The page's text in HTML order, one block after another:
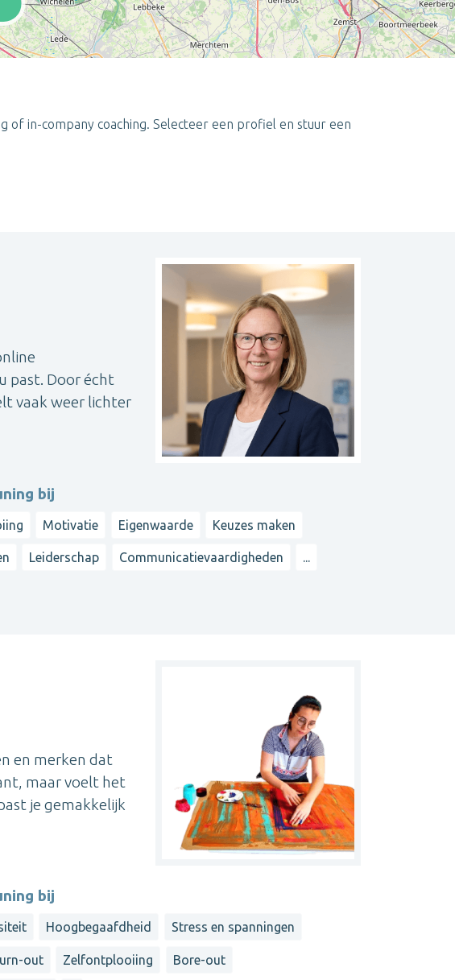
of in-company coaching. Selecteer een profiel en stuur een
past. Door écht
vaak weer lichter
bij
Motivatie Eigenwaarde Keuzes maken
Leiderschap Communicatievaardigheden ...
en merken dat
maar voelt het
je gemakkelijk
bij
Hoogbegaafdheid Stress en spanningen
out Zelfontplooiing Bore-out